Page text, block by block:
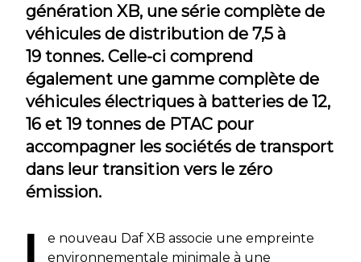
génération XB, une série complète de
véhicules de distribution de 7,5 à
19 tonnes. Celle-ci comprend
également une gamme complète de
véhicules électriques à batteries de 12,
16 et 19 tonnes de PTAC pour
accompagner les sociétés de transport
dans leur transition vers le zéro
émission.
e nouveau Daf XB associe une empreinte
environnementale minimale à une